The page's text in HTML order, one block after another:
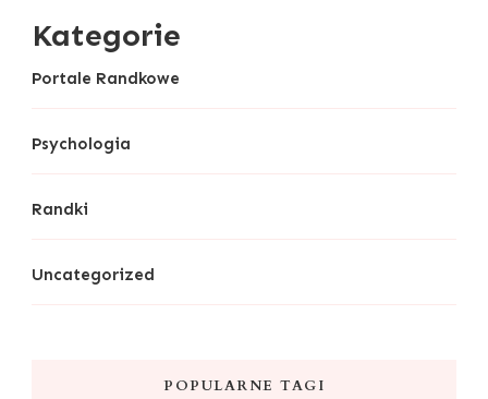
Kategorie
Portale Randkowe
Psychologia
Randki
Uncategorized
POPULARNE TAGI